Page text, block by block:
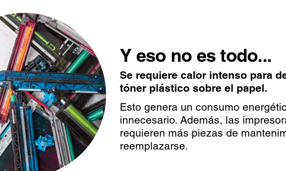
Y eso no es todo...
Se requiere calor intenso para
tóner plástico sobre el papel.
Esto genera un consumo
innecesario. Además, las
requieren más piezas de
reemplazarse.